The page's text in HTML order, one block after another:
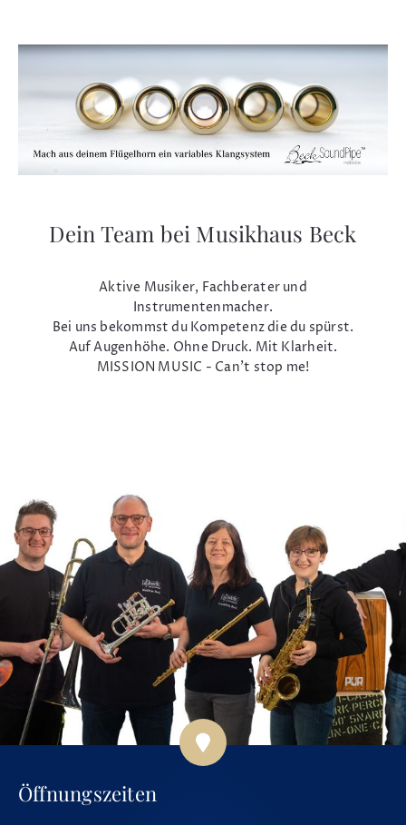
Dein Team bei Musikhaus Beck
Aktive Musiker, Fachberater und
Instrumentenmacher.
Bei uns bekommst du Kompetenz die du spürst.
Auf Augenhöhe. Ohne Druck. Mit Klarheit.
MISSION MUSIC - Can't stop me!
Öffnungszeiten